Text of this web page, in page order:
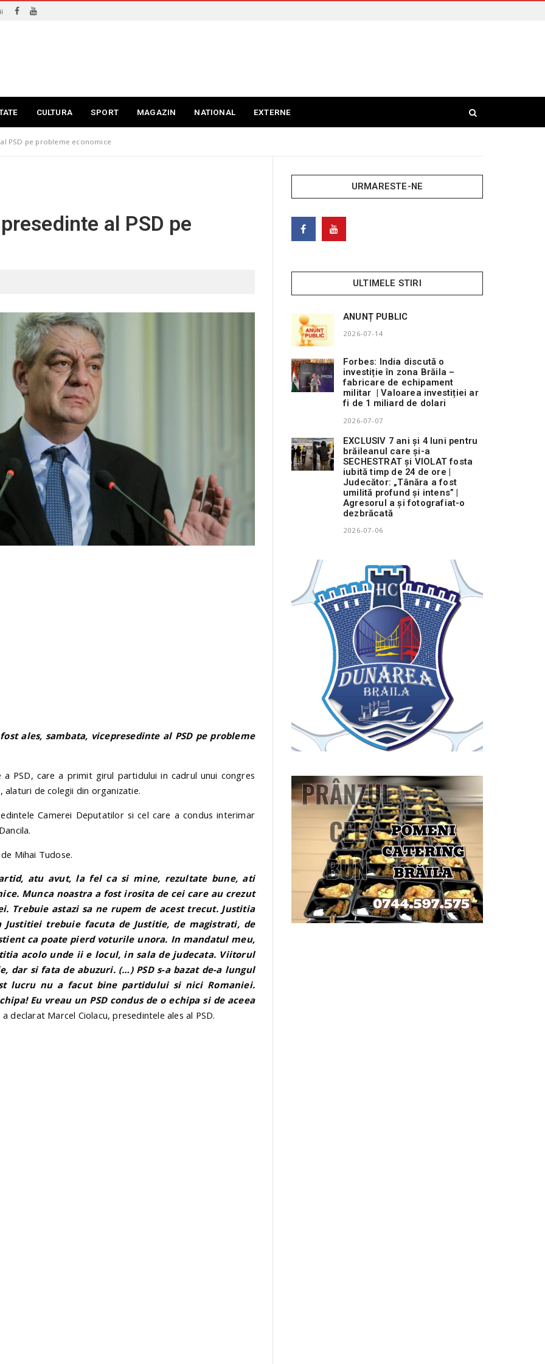
CULTURA SPORT MAGAZIN NATIONAL EXTERNE
PSD pe probleme economice
al PSD pe
ales, sambata, vicepresedinte al PSD pe probleme
PSD, care a primit girul partidului in cadrul unui congres
de colegii din organizatie.
Camerei Deputatilor si cel care a condus interimar
Mihai Tudose.
atu avut, la fel ca si mine, rezultate bune, ati
Munca noastra a fost irosita de cei care au crezut
Trebuie astazi sa ne rupem de acest trecut. Justitia
trebuie facuta de Justitie, de magistrati, de
ca poate pierd voturile unora. In mandatul meu,
acolo unde ii e locul, in sala de judecata. Viitorul
dar si fata de abuzuri. (…) PSD s-a bazat de-a lungul
lucru nu a facut bine partidului si nici Romaniei.
Eu vreau un PSD condus de o echipa si de aceea
a declarat Marcel Ciolacu, presedintele ales al PSD.
URMARESTE-NE
ULTIMELE STIRI
ANUNȚ PUBLIC
2026-07-14
Forbes: India discută o
investiție în zona Brăila –
fabricare de echipament
militar | Valoarea investiției ar
fi de 1 miliard de dolari
2026-07-07
EXCLUSIV 7 ani și 4 luni pentru
brăileanul care și-a
SECHESTRAT și VIOLAT fosta
iubită timp de 24 de ore |
Judecător: „Tânăra a fost
umilită profund și intens” |
Agresorul a și fotografiat-o
dezbrăcată
2026-07-06